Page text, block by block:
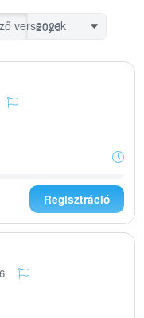
versenyek
Regisztráció